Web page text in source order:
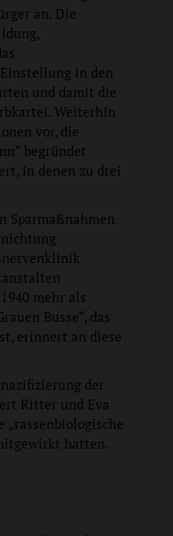
an. Die
in den
und damit die
Weiterhin
vor, die
begründet
in denen zu drei
Sparmaßnahmen
mehr als
Busse“, das
erinnert an diese
der
Ritter und Eva
„rassenbiologische
hatten.